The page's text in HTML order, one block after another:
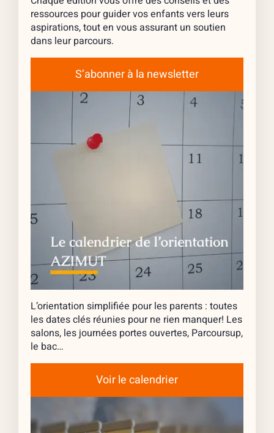
ressources pour guider vos enfants vers leurs
aspirations, tout en vous assurant un soutien
dans leur parcours.
S’abonner à la newsletter
L’orientation simplifiée pour les parents : toutes
les dates clés réunies pour ne rien manquer! Les
salons, les journées portes ouvertes, Parcoursup,
le bac…
Voir le calendrier